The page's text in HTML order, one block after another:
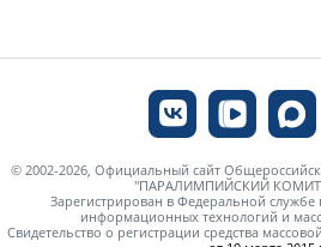
© 2002-2026, Официальный сайт
"ПАРАЛИМПИЙСКИЙ
Зарегистрирован в Федеральной службе
информационных технологий и
Свидетельство о регистрации средства